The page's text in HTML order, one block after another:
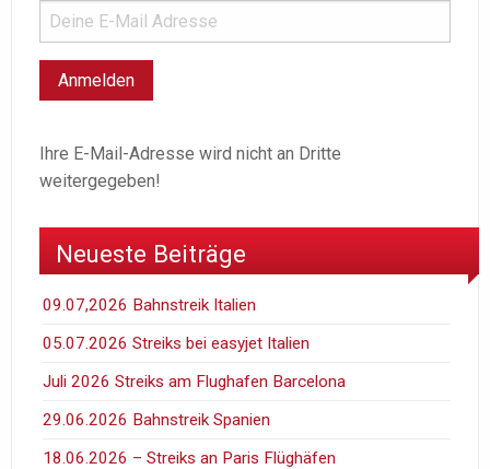
Ihre E-Mail-Adresse wird nicht an Dritte
weitergegeben!
Neueste Beiträge
09.07,2026 Bahnstreik Italien
05.07.2026 Streiks bei easyjet Italien
Juli 2026 Streiks am Flughafen Barcelona
29.06.2026 Bahnstreik Spanien
18.06.2026 – Streiks an Paris Flüghäfen